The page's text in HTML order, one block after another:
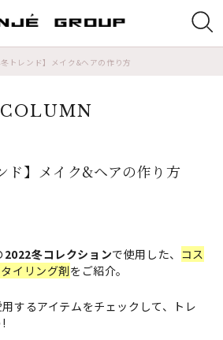
冬トレンド】メイク&ヘアの作り方
COLUMN
ド】メイク&ヘアの作り方
2022冬コレクションで使用した、 コス
イリング剤をご紹介。
するアイテムをチェックして、トレ